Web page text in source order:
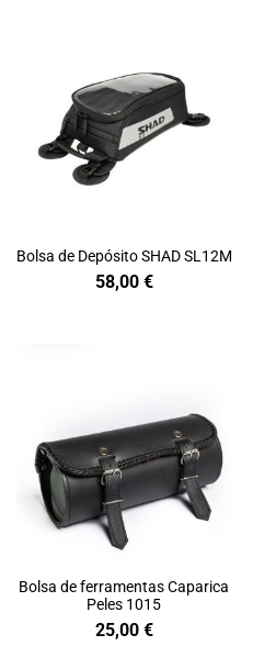
Bolsa de Depósito SHAD SL12M
58,00 €
Bolsa de ferramentas Caparica
Peles 1015
25,00 €